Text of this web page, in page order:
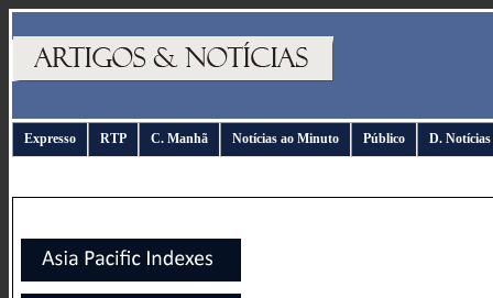
Expresso RTP C. Manhã Notícias ao Minuto Público D. Notícias